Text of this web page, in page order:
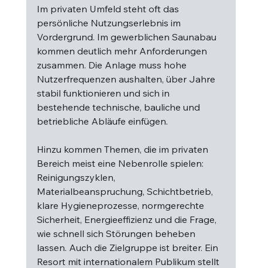
Im privaten Umfeld steht oft das
persönliche Nutzungserlebnis im
Vordergrund. Im gewerblichen Saunabau
kommen deutlich mehr Anforderungen
zusammen. Die Anlage muss hohe
Nutzerfrequenzen aushalten, über Jahre
stabil funktionieren und sich in
bestehende technische, bauliche und
betriebliche Abläufe einfügen.
Hinzu kommen Themen, die im privaten
Bereich meist eine Nebenrolle spielen:
Reinigungszyklen,
Materialbeanspruchung, Schichtbetrieb,
klare Hygieneprozesse, normgerechte
Sicherheit, Energieeffizienz und die Frage,
wie schnell sich Störungen beheben
lassen. Auch die Zielgruppe ist breiter. Ein
Resort mit internationalem Publikum stellt